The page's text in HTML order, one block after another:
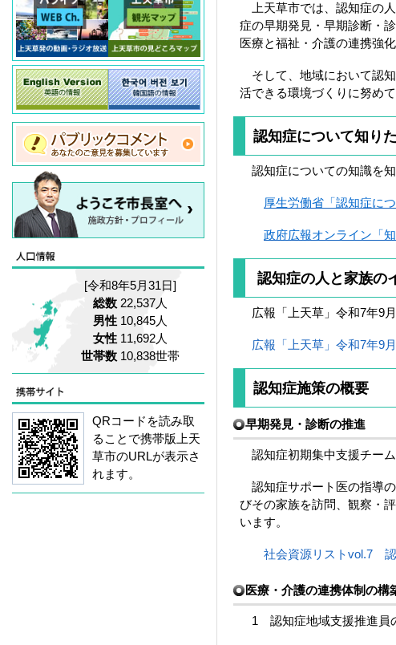
上天草市では、認知症の
症の早期発見・早期診断・
医療と福祉・介護の連携強
そして、地域において認
活できる環境づくりに努めて
認知症について知り
認知症についての知識を知
厚生労働省「認知症に
政府広報オンライン「
認知症の人と家族の
広報「上天草」令和7年9
広報「上天草」令和7年9
認知症施策の概要
早期発見・診断の推進
認知症初期集中支援チーム
認知症サポート医の指導
びその家族を訪問、観察・
います。
社会資源リストvol.7 認
医療・介護の連携体制の構
1 認知症地域支援推進員
[令和8年5月31日]
総数 22,537人
男性 10,845人
女性 11,692人
世帯数 10,838世帯
QRコードを読み取
ることで携帯版上天
草市のURLが表示さ
れます。